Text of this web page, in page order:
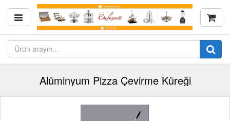
Alüminyum Pizza Çevirme Küreği